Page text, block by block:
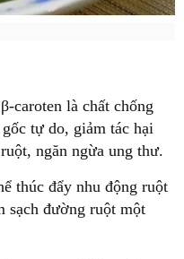
caroten là chất chống
tự do, giảm tác hại
ngăn ngừa ung thư.
thúc đẩy nhu động ruột
sạch đường ruột một